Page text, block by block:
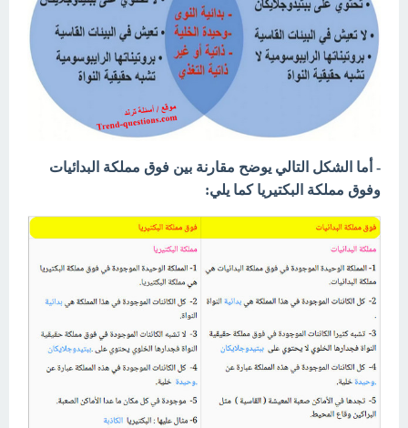
- أما الشكل التالي يوضح مقارنة بين فوق مملكة البدائيات
وفوق مملكة البكتيريا كما يلي: